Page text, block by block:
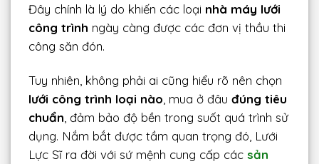
Đây chính là lý do khiến các loại nhà máy lưới
công trình ngày càng được các đơn vị thầu thi
công săn đón.
Tuy nhiên, không phải ai cũng hiểu rõ nên chọn
lưới công trình loại nào , mua ở đâuđúng tiêu
chuẩn , đảm bảo độ bền trong suốt quá trình sử
dụng. Nắm bắt được tầm quan trọng đó, Lưới
Lực Sĩ ra đời với sứ mệnh cung cấp cácsản